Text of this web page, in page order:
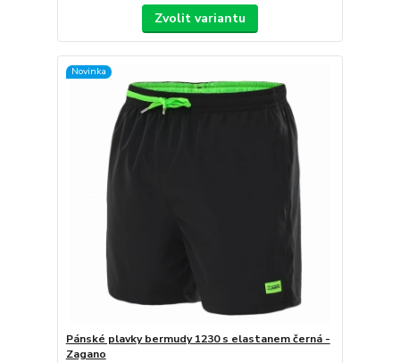
Zvolit variantu
Novinka
Pánské plavky bermudy 1230 s elastanem černá -
Zagano